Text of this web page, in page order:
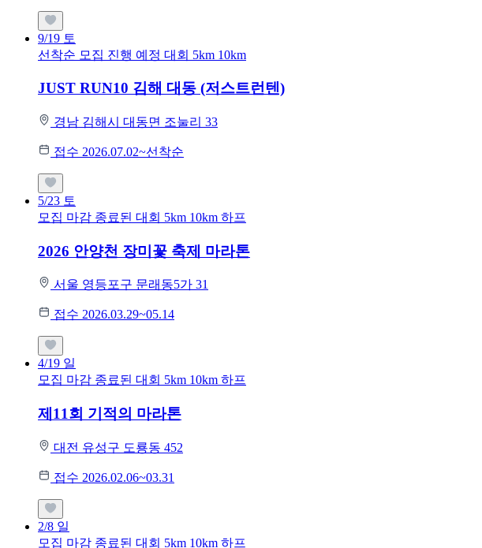
9/19 토
선착순 모집 진행 예정 대회 5km 10km
JUST RUN10 김해 대동 (저스트런텐)
경남 김해시 대동면 조눌리 33
접수 2026.07.02~선착순
5/23 토
모집 마감 종료된 대회 5km 10km 하프
2026 안양천 장미꽃 축제 마라톤
서울 영등포구 문래동5가 31
접수 2026.03.29~05.14
4/19 일
모집 마감 종료된 대회 5km 10km 하프
제11회 기적의 마라톤
대전 유성구 도룡동 452
접수 2026.02.06~03.31
2/8 일
모집 마감 종료된 대회 5km 10km 하프